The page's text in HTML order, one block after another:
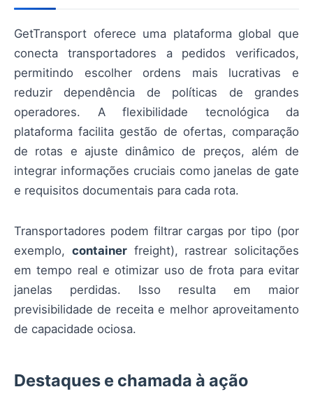
GetTransport oferece uma plataforma global que
conecta transportadores a pedidos verificados,
permitindo escolher ordens mais lucrativas e
reduzir dependência de políticas de grandes
operadores. A flexibilidade tecnológica da
plataforma facilita gestão de ofertas, comparação
de rotas e ajuste dinâmico de preços, além de
integrar informações cruciais como janelas de gate
e requisitos documentais para cada rota.
Transportadores podem filtrar cargas por tipo (por
exemplo, containerfreight), rastrear solicitações
em tempo real e otimizar uso de frota para evitar
janelas perdidas. Isso resulta em maior
previsibilidade de receita e melhor aproveitamento
de capacidade ociosa.
Destaques e chamada à ação